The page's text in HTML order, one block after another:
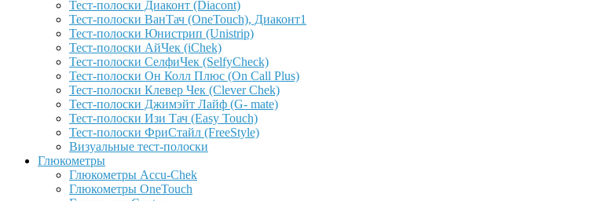
Тест-полоски Диаконт (Diacont)
Тест-полоски ВанТач (OneTouch), Диаконт1
Тест-полоски Юнистрип (Unistrip)
Тест-полоски АйЧек (iChek)
Тест-полоски СелфиЧек (SelfyCheck)
Тест-полоски Он Колл Плюс (On Call Plus)
Тест-полоски Клевер Чек (Clever Chek)
Тест-полоски Джимэйт Лайф (G- mate)
Тест-полоски Изи Тач (Easy Touch)
Тест-полоски ФриCтайл (FreeStyle)
Визуальные тест-полоски
Глюкометры
Глюкометры Accu-Сhek
Глюкометры OneTouch